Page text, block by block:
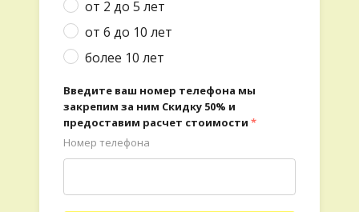
от 2 до 5 лет
от 6 до 10 лет
более 10 лет
Введите ваш номер телефона мы
закрепим за ним Скидку 50% и
предоставим расчет стоимости *
Номер телефона